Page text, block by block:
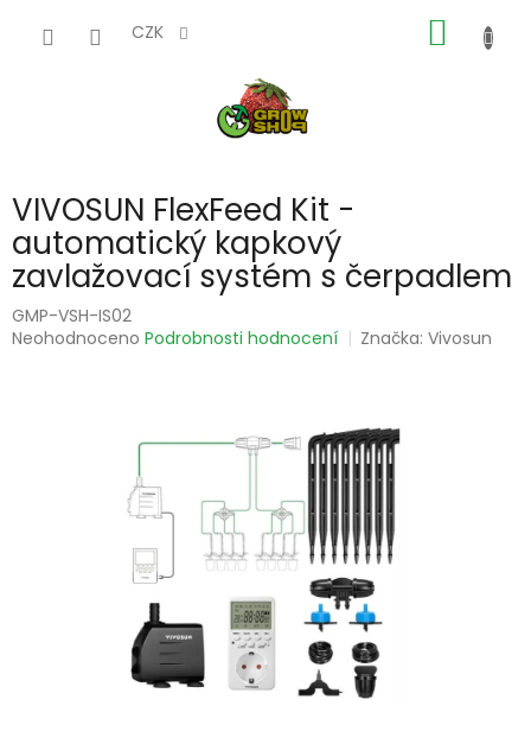
CZK
KOŠÍK
VIVOSUN FlexFeed Kit -
automatický kapkový
zavlažovací systém s čerpadlem
GMP-VSH-IS02
Průměrné
Neohodnoceno Podrobnosti hodnocení Značka:Vivosun